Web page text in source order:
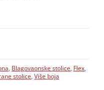
, Blagovaonske stolice, Flex,
stolice, Više boja